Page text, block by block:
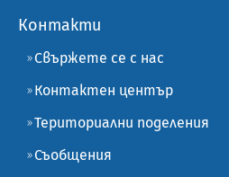
Контакти
Свържете се с нас
Контактен център
Териториални поделения
Съобщения